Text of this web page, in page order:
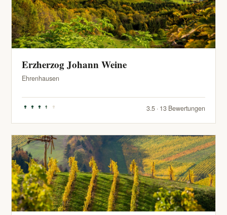
Erzherzog Johann Weine
Ehrenhausen
3.5 · 13 Bewertungen